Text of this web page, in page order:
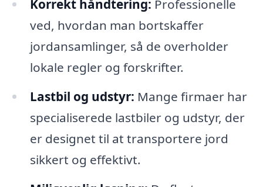
Korrekt håndtering: Professionelle
ved, hvordan man bortskaffer
jordansamlinger, så de overholder
lokale regler og forskrifter.
Lastbil og udstyr: Mange firmaer har
specialiserede lastbiler og udstyr, der
er designet til at transportere jord
sikkert og effektivt.